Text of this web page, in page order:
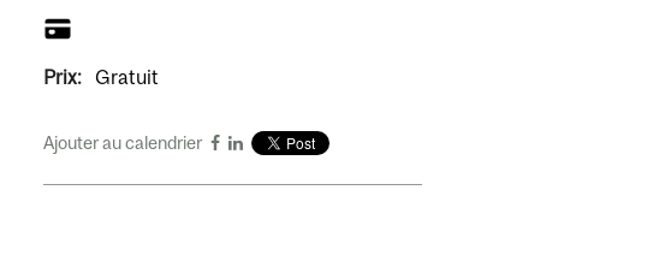
Prix: Gratuit
Ajouter au calendrier